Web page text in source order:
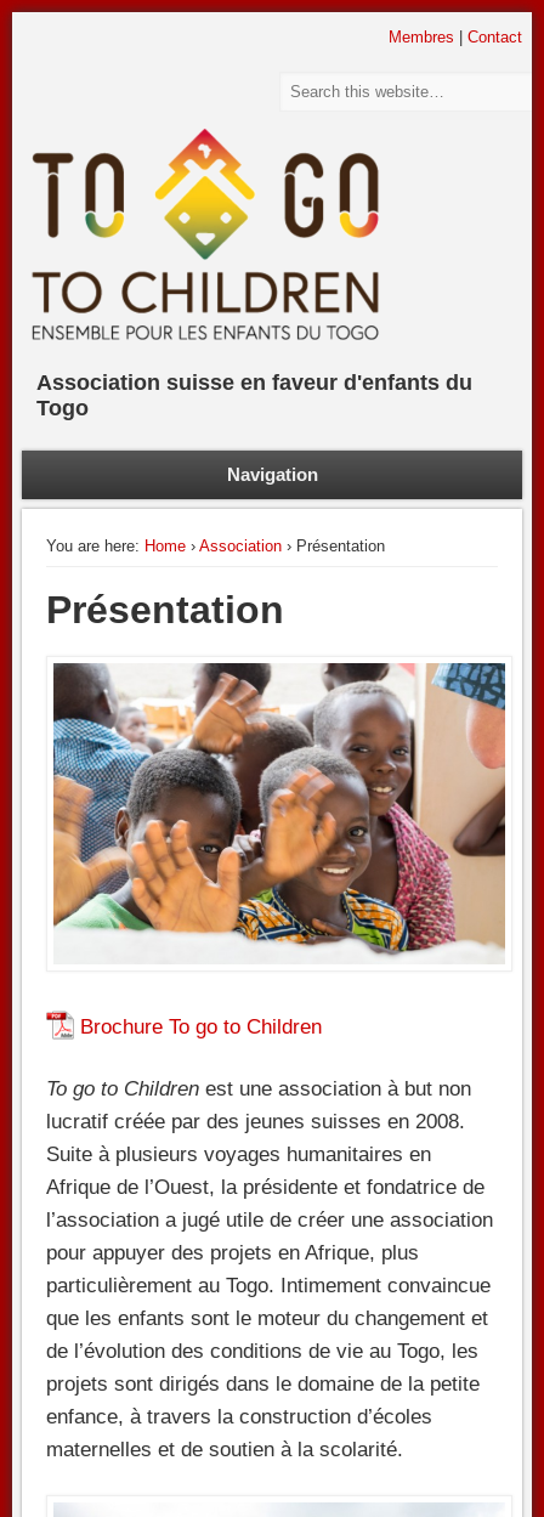
Membres |Contact
Association suisse en faveur d'enfants du
Togo
Navigation
You are here: Home› Association› Présentation
Présentation
Brochure To go to Children
To go to Childrenest une association à but non
lucratif créée par des jeunes suisses en 2008.
Suite à plusieurs voyages humanitaires en
Afrique de l’Ouest, la présidente et fondatrice de
l’association a jugé utile de créer une association
pour appuyer des projets en Afrique, plus
particulièrement au Togo. Intimement convaincue
que les enfants sont le moteur du changement et
de l’évolution des conditions de vie au Togo, les
projets sont dirigés dans le domaine de la petite
enfance, à travers la construction d’écoles
maternelles et de soutien à la scolarité.